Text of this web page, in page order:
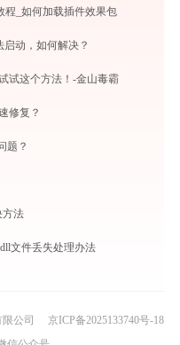
程_如何加载插件效果包
启动，如何解决？
试这个方法！-金山毒霸
修复？
题？
方法
文件丢失处理办法
公司
京ICP备2025133740号-18